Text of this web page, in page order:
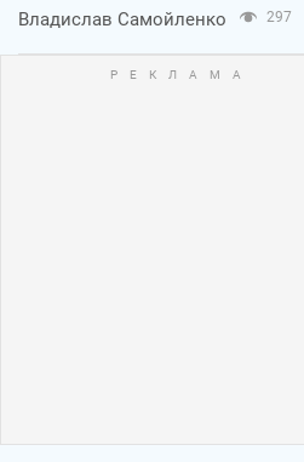
Владислав Самойленко 297